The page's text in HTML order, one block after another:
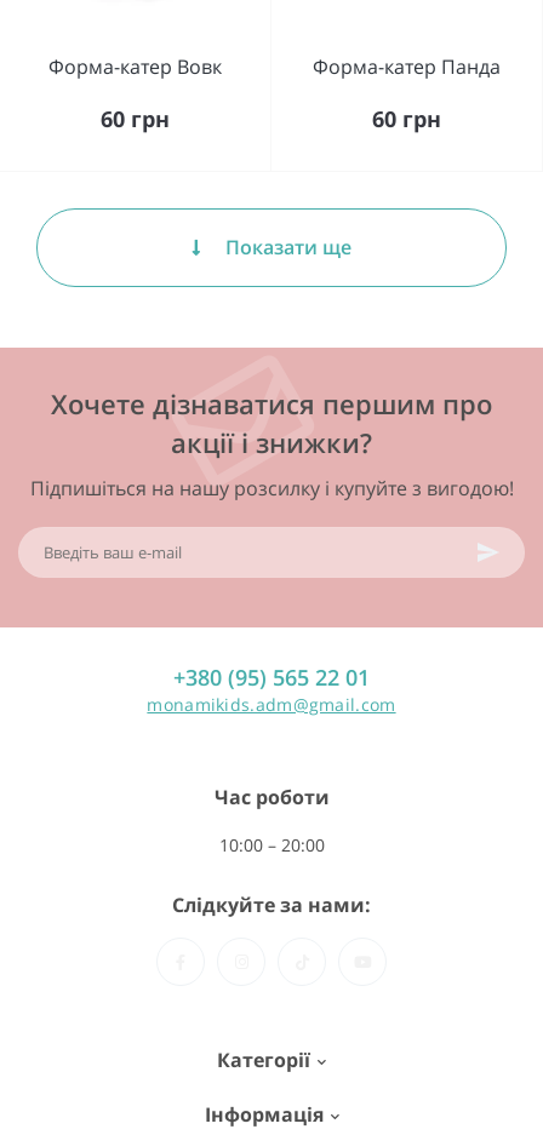
Формa-катер Вовк
60 грн
Формa-катер Панда
60 грн
Показати ще
Хочете дізнаватися першим про
акції і знижки?
Підпишіться на нашу розсилку і купуйте з вигодою!
+380 (95) 565 22 01
monamikids.adm@gmail.com
Категорії
MON AMI BOX - набори для ліплення
Інформація
Час роботи
10:00 – 20:00
Слідкуйте за нами: